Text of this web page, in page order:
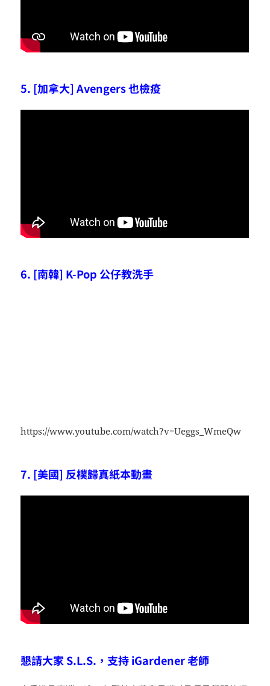
5. [加拿大] Avengers 也檢疫
6. [南韓] K-Pop 公仔教洗手
https://www.youtube.com/watch?v=Ueggs_WmeQw
7. [美國] 反樸歸真紙本動畫
懇請大家 S.L.S.，支持 iGardener 老師